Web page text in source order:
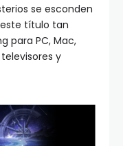
se esconden
título tan
para PC, Mac,
y